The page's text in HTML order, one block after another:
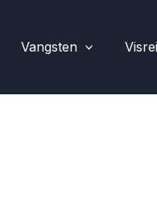
Vangsten